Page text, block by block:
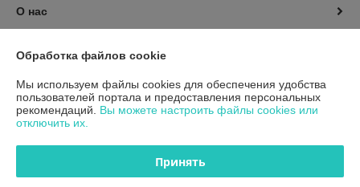
О нас
Контакты
Доставка и оплата
График работы
Обработка файлов cookie
Мы используем файлы cookies для обеспечения удобства
пользователей портала и предоставления персональных
рекомендаций. Вы можете настроить файлы cookies или
отключить их.
Принять